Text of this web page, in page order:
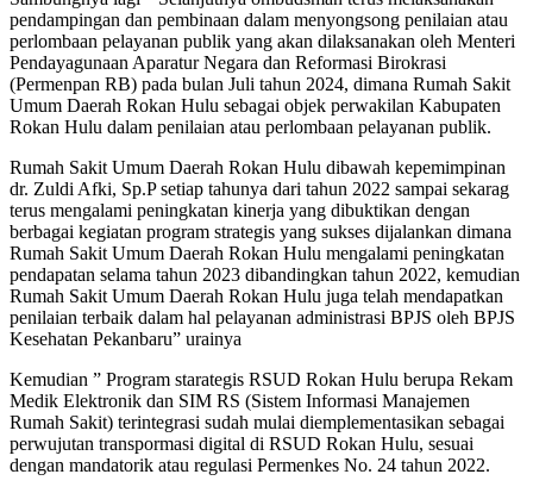
pendampingan dan pembinaan dalam menyongsong penilaian atau
perlombaan pelayanan publik yang akan dilaksanakan oleh Menteri
Pendayagunaan Aparatur Negara dan Reformasi Birokrasi
(Permenpan RB) pada bulan Juli tahun 2024, dimana Rumah Sakit
Umum Daerah Rokan Hulu sebagai objek perwakilan Kabupaten
Rokan Hulu dalam penilaian atau perlombaan pelayanan publik.
Rumah Sakit Umum Daerah Rokan Hulu dibawah kepemimpinan
dr. Zuldi Afki, Sp.P setiap tahunya dari tahun 2022 sampai sekarag
terus mengalami peningkatan kinerja yang dibuktikan dengan
berbagai kegiatan program strategis yang sukses dijalankan dimana
Rumah Sakit Umum Daerah Rokan Hulu mengalami peningkatan
pendapatan selama tahun 2023 dibandingkan tahun 2022, kemudian
Rumah Sakit Umum Daerah Rokan Hulu juga telah mendapatkan
penilaian terbaik dalam hal pelayanan administrasi BPJS oleh BPJS
Kesehatan Pekanbaru” urainya
Kemudian ” Program starategis RSUD Rokan Hulu berupa Rekam
Medik Elektronik dan SIM RS (Sistem Informasi Manajemen
Rumah Sakit) terintegrasi sudah mulai diemplementasikan sebagai
perwujutan transpormasi digital di RSUD Rokan Hulu, sesuai
dengan mandatorik atau regulasi Permenkes No. 24 tahun 2022.